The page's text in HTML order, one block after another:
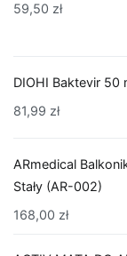
59,50 zł
DIOHI Baktevir 50
81,99 zł
ARmedical
Stały (AR-002)
168,00 zł